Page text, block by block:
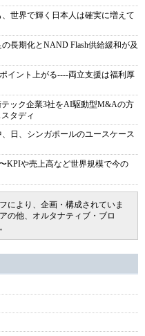
世界で輝く日本人は確実に増えて
長期化とNAND Flash供給緩和が及
イント上がる----両立支援は福利厚
ック企業3社をAI駆動型M&Aの方
タディ
日、シンガポールのユースケース
KPIや売上高など世界規模で今の
により、企画・構成されていま
の他、オルタナティブ・ブロ